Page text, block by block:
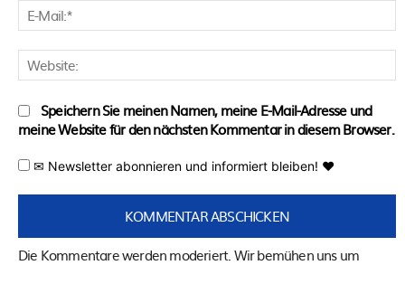
Speichern Sie meinen Namen, meine E-Mail-Adresse und
meine Website für den nächsten Kommentar in diesem Browser.
✉ Newsletter abonnieren und informiert bleiben! ♥
Die Kommentare werden moderiert. Wir bemühen uns um